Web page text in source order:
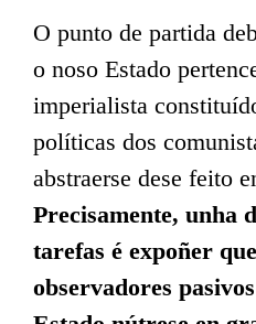
O punto de partida
o noso Estado
imperialista
políticas dos
abstraerse dese feito
Precisamente, unha
tarefas é expoñer
observadores